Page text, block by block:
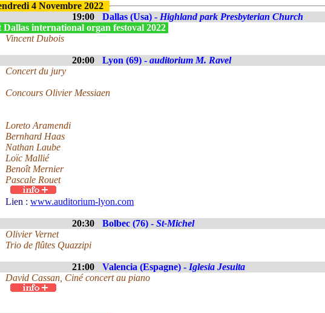
4 Novembre 2022
19:00
Dallas (Usa) - Highland park Presbyterian Church
Dallas international organ festoval 2022
Vincent Dubois
20:00 Lyon (69) - auditorium M. Ravel
Concert du jury
Concours Olivier Messiaen
Loreto Aramendi
Bernhard Haas
Nathan Laube
Loïc Mallié
Benoît Mernier
Pascale Rouet
Lien : www.auditorium-lyon.com
20:30 Bolbec (76) - St-Michel
Olivier Vernet
Trio de flûtes Quazzipi
21:00 Valencia (Espagne) - Iglesia Jesuita
David Cassan, Ciné concert au piano